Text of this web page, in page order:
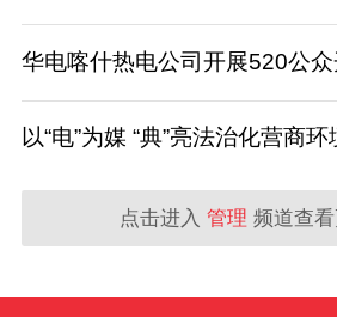
华电喀什热电公司开展520公
以“电”为媒 “典”亮法治化营商环
点击进入 管理 频道查